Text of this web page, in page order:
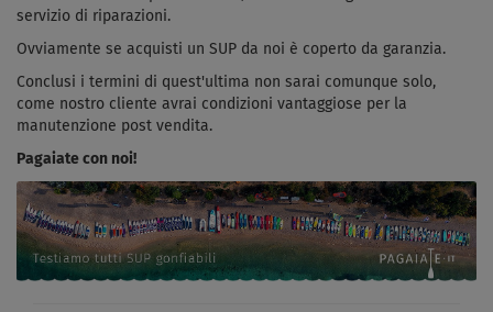
servizio di riparazioni.
Ovviamente se acquisti un SUP da noi è coperto da garanzia.
Conclusi i termini di quest'ultima non sarai comunque solo,
come nostro cliente avrai condizioni vantaggiose per la
manutenzione post vendita.
Pagaiate con noi!